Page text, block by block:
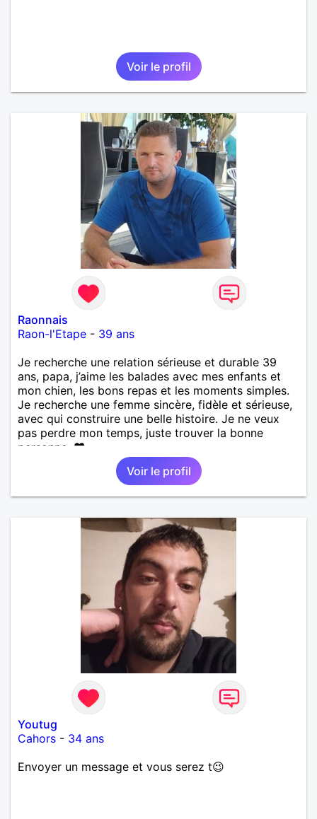
Voir le profil
Raonnais
Raon-l'Etape - 39 ans
Je recherche une relation sérieuse et durable 39
ans, papa, j’aime les balades avec mes enfants et
mon chien, les bons repas et les moments simples.
Je recherche une femme sincère, fidèle et sérieuse,
avec qui construire une belle histoire. Je ne veux
pas perdre mon temps, juste trouver la bonne
personne. ❤️
Voir le profil
Youtug
Cahors - 34 ans
Envoyer un message et vous serez t😉